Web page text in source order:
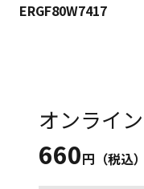
ERGF80W7417
オンライ
660円（税込）